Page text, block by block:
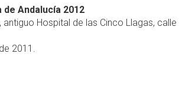
Andalucía 2012
Hospital de las Cinco Llagas, calle
2011.